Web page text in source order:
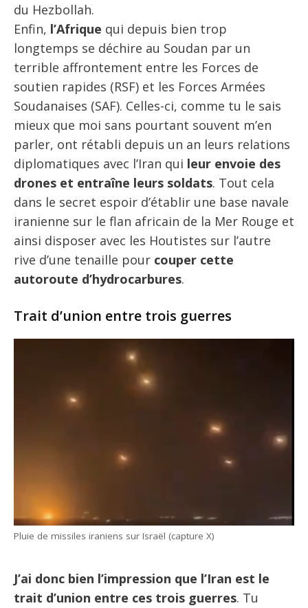
du Hezbollah.
Enfin, l’Afrique qui depuis bien trop
longtemps se déchire au Soudan par un
terrible affrontement entre les Forces de
soutien rapides (RSF) et les Forces Armées
Soudanaises (SAF). Celles-ci, comme tu le sais
mieux que moi sans pourtant souvent m’en
parler, ont rétabli depuis un an leurs relations
diplomatiques avec l’Iran qui leur envoie des
drones et entraîne leurs soldats. Tout cela
dans le secret espoir d’établir une base navale
iranienne sur le flan africain de la Mer Rouge et
ainsi disposer avec les Houtistes sur l’autre
rive d’une tenaille pour couper cette
autoroute d’hydrocarbures.
Trait d’union entre trois guerres
Pluie de missiles iraniens sur Israël (capture X)
J’ai donc bien l’impression que l’Iran est le
trait d’union entre ces trois guerres. Tu